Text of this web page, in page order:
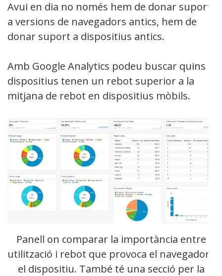
Avui en dia no només hem de donar suport
a versions de navegadors antics, hem de
donar suport a dispositius antics.
Amb Google Analytics podeu buscar quins
dispositius tenen un rebot superior a la
mitjana de rebot en dispositius mòbils.
Panell on comparar la importància entre
utilització i rebot que provoca el navegador i
el dispositiu. També té una secció per la